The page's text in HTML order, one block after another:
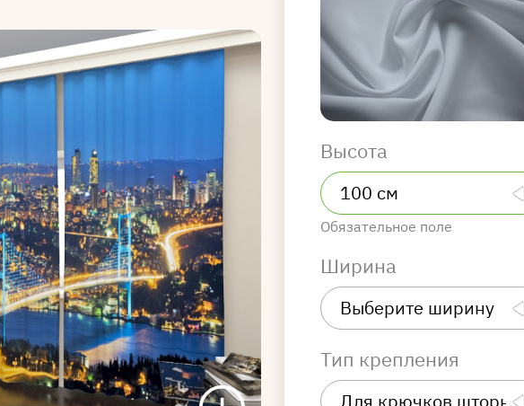
Высота
Обязательное поле
Ширина
Тип крепления